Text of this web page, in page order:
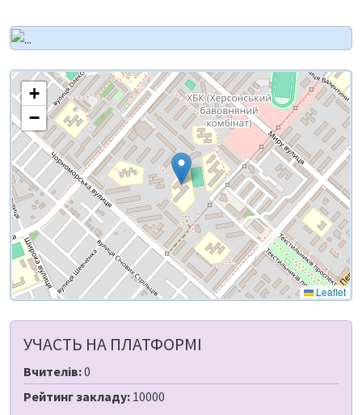
+
−
Leaflet
УЧАСТЬ НА ПЛАТФОРМІ
Вчителів:0
Рейтинг закладу: 10000